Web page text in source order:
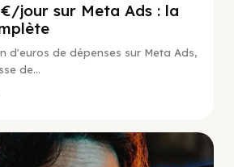
jour sur Meta Ads : la
d'euros de dépenses sur Meta Ads,
de...
Social Scaling